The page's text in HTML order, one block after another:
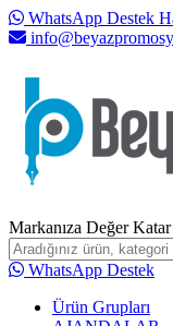
WhatsApp Destek
Markanıza Değer Katar
WhatsApp Destek
Ürün Grupları